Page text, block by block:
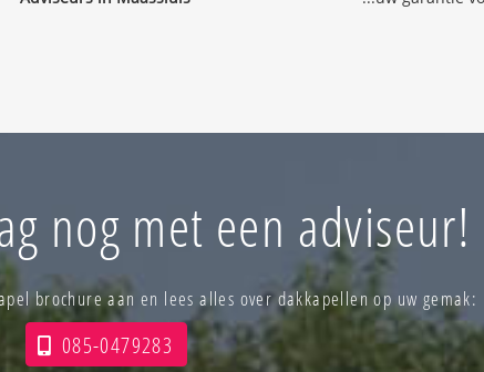
nog met een adviseur!
brochure aan en lees alles over dakkapellen op uw gemak:
085-0479283